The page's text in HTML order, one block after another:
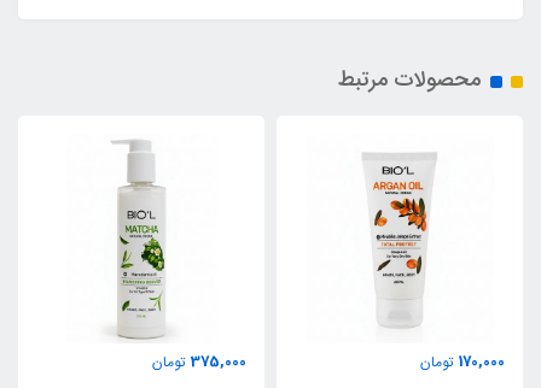
محصولات مرتبط
170,000 تومان
375,000 تومان